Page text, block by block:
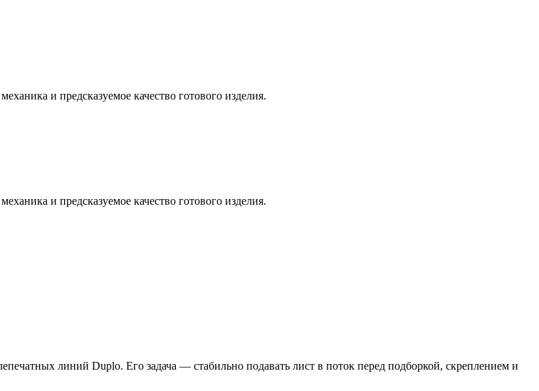
и предсказуемое качество готового изделия.
и предсказуемое качество готового изделия.
линий Duplo. Его задача — стабильно подавать лист в поток перед подборкой, скреплением и